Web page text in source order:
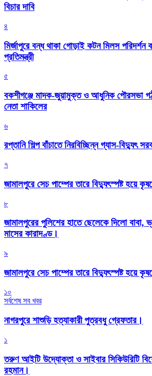
বিচার দাবি
৪
মির্জাপুরে বন্ধ থাকা গোড়াই কটন মিলস পরিদর্শন
প্রতিমন্ত্রী
৫
বকশীগঞ্জে মাদক-জুয়ামুক্ত ও আধুনিক পৌরসভা
নেতা শাকিলের
৬
রপ্তানি শিল্প বাঁচাতে নিরবিচ্ছিন্ন গ্যাস-বিদ্যুৎ
৭
জামালপুরে সেচ পাম্পের তারে বিদ্যুৎস্পষ্ট হয়ে
৮
জামালপুরের পুলিশের হাতে ছেলেকে দিলো বাবা,
মাসের কারাদণ্ড।
৯
জামালপুরে সেচ পাম্পের তারে বিদ্যুৎস্পষ্ট হয়ে
১০
সর্বশেষ সব খবর
নাগরপুরে শাশুড়ি হত্যাকারী পুত্রবধু গ্রেফতার।
১
তরুণ আইটি উদ্যোক্তা ও সাইবার সিকিউরিটি
রহমান।